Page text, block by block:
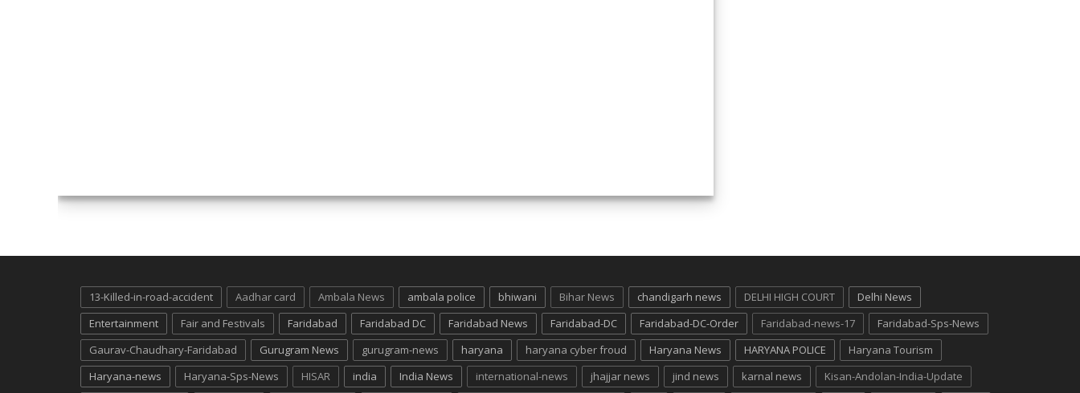
13-Killed-in-road-accident Aadhar card Ambala News ambala police bhiwani Bihar News chandigarh news DELHI HIGH COURT
Delhi News
Entertainment
Fair and Festivals Faridabad Faridabad DC Faridabad News Faridabad-DC Faridabad-DC-Order Faridabad-news-17
Faridabad-Sps-News
Gaurav-Chaudhary-Faridabad
Gurugram News gurugram-news haryana haryana cyber froud Haryana News HARYANA POLICE
Haryana Tourism
Haryana-news
Haryana-Sps-News HISAR india India News international-news jhajjar news jind news karnal news Kisan-Andolan-India-Update